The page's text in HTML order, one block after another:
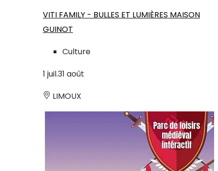
VITI FAMILY - BULLES ET LUMIÈRES MAISON
GUINOT
Culture
1 juil.31 août
LIMOUX